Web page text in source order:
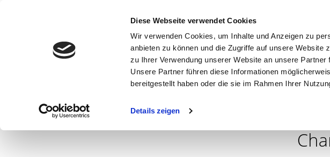
Diese Webseite verwendet Cookies
Wir verwenden Cookies, um Inhalte und Anzeigen zu
anbieten zu können und die Zugriffe auf unsere Website
zu Ihrer Verwendung unserer Website an unsere
Unsere Partner führen diese Informationen
bereitgestellt haben oder die sie im Rahmen Ihrer
Details zeigen
MAIN BOARD
NEW FACES